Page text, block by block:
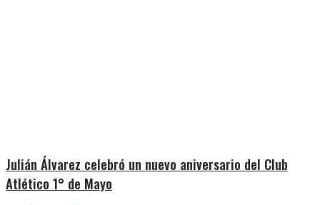
Julián Álvarez celebró un nuevo aniversario del Club
Atlético 1° de Mayo